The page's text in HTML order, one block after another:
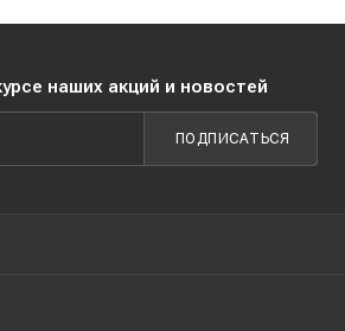
наших акций и новостей
ПОДПИСАТЬСЯ